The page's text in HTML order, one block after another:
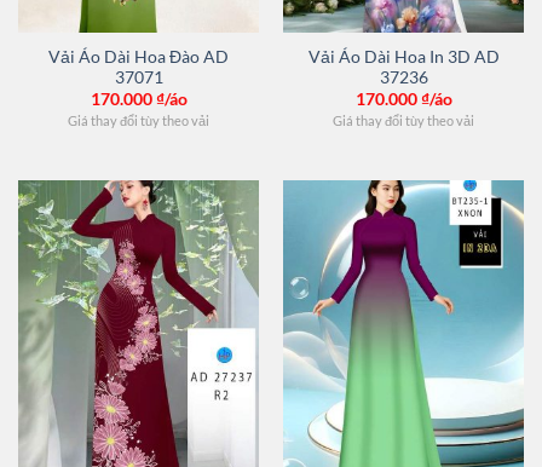
Vải Áo Dài Hoa Đào AD
37071
170.000₫/áo
Giá thay đổi tùy theo vải
Vải Áo Dài Hoa In 3D AD
37236
170.000₫/áo
Giá thay đổi tùy theo vải